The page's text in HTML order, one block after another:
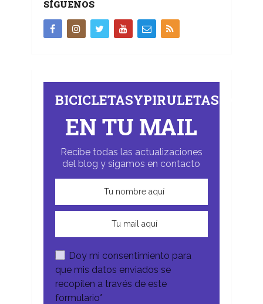
SÍGUENOS
BICICLETASYPIRULETAS.COM
EN TU MAIL
Recibe todas las actualizaciones
del blog y sigamos en contacto
Doy mi consentimiento para
que mis datos enviados se
recopilen a través de este
formulario*